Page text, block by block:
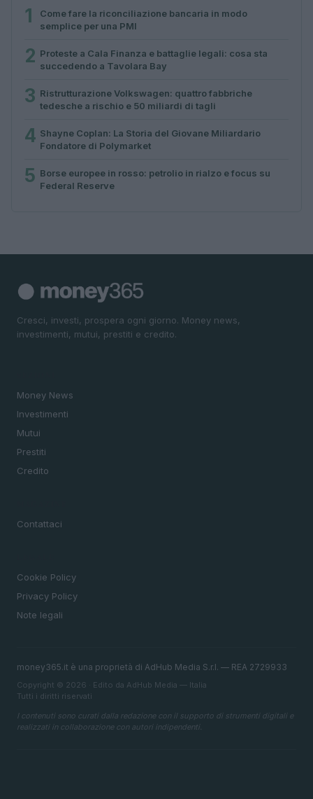
1
Come fare la riconciliazione bancaria in modo
semplice per una PMI
2 Proteste a Cala Finanza e battaglie legali: cosa sta
succedendo a Tavolara Bay
3 Ristrutturazione Volkswagen: quattro fabbriche
tedesche a rischio e 50 miliardi di tagli
4 Shayne Coplan: La Storia del Giovane Miliardario
Fondatore di Polymarket
5 Borse europee in rosso: petrolio in rialzo e focus su
Federal Reserve
Cresci, investi, prospera ogni giorno. Money news,
investimenti, mutui, prestiti e credito.
Money News
Investimenti
Mutui
Prestiti
Credito
Contattaci
Cookie Policy
Privacy Policy
Note legali
money365.it è una proprietà di AdHub Media S.r.l. — REA 2729933
Copyright © 2026 · Edito da AdHub Media — Italia
Tutti i diritti riservati
I contenuti sono curati dalla redazione con il supporto di strumenti digitali e
realizzati in collaborazione con autori indipendenti.